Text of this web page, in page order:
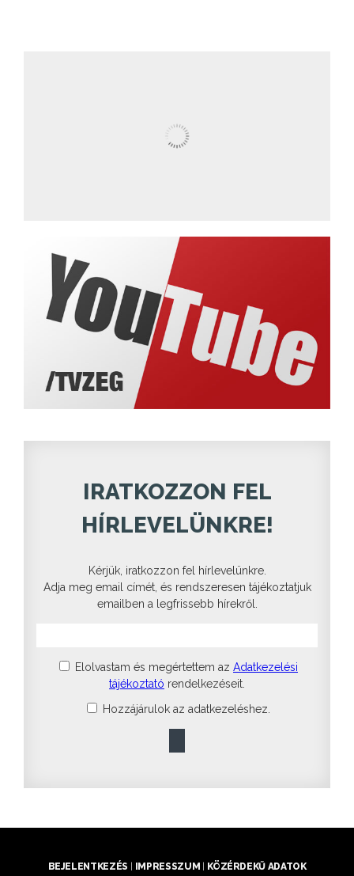
IRATKOZZON FEL
HÍRLEVELÜNKRE!
Kérjük, iratkozzon fel hírlevelünkre.
Adja meg email címét, és rendszeresen tájékoztatjuk
emailben a legfrissebb hírekről.
Elolvastam és megértettem az Adatkezelési
tájékoztató rendelkezéseit.
Hozzájárulok az adatkezeléshez.
BEJELENTKEZÉS | IMPRESSZUM | KÖZÉRDEKŰ ADATOK